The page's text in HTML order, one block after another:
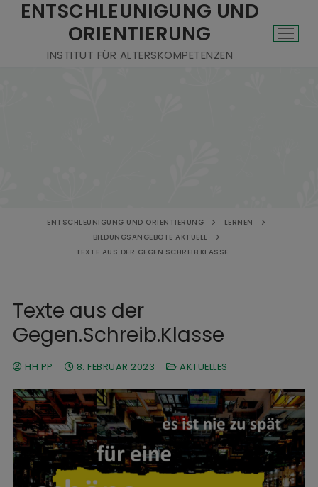
ENTSCHLEUNIGUNG UND
ORIENTIERUNG
INSTITUT FÜR ALTERSKOMPETENZEN
ENTSCHLEUNIGUNG UND ORIENTIERUNG
LERNEN
BILDUNGSANGEBOTE AKTUELL
TEXTE AUS DER GEGEN.SCHREIB.KLASSE
Texte aus der
Gegen.Schreib.Klasse
HH PP 8. FEBRUAR 2023 AKTUELLES